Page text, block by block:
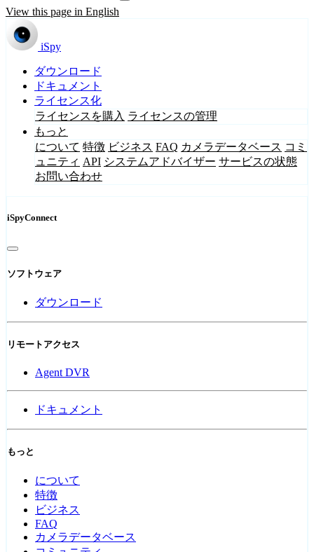
View this page in English
iSpy
ダウンロード
ドキュメント
ライセンス化
ライセンスを購入 ライセンスの管理
もっと
について 特徴 ビジネス FAQ カメラデータベース コミ
ュニティ API システムアドバイザー サービスの状態
お問い合わせ
iSpyConnect
ソフトウェア
ダウンロード
リモートアクセス
Agent DVR
ドキュメント
もっと
について
特徴
ビジネス
FAQ
カメラデータベース